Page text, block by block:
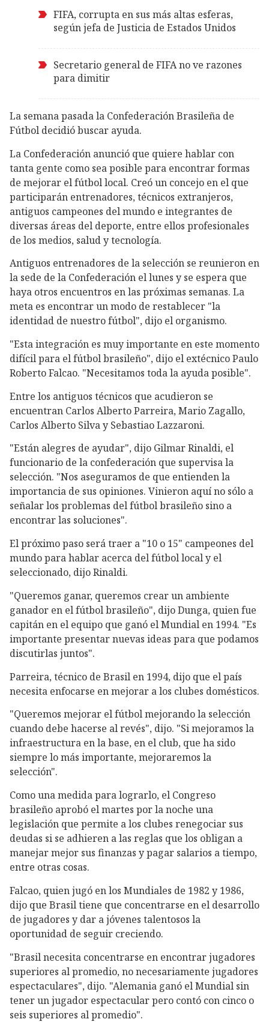
FIFA, corrupta en sus más altas esferas,
según jefa de Justicia de Estados Unidos
Secretario general de FIFA no ve razones
para dimitir
La semana pasada la Confederación Brasileña de
Fútbol decidió buscar ayuda.
La Confederación anunció que quiere hablar con
tanta gente como sea posible para encontrar formas
de mejorar el fútbol local. Creó un concejo en el que
participarán entrenadores, técnicos extranjeros,
antiguos campeones del mundo e integrantes de
diversas áreas del deporte, entre ellos profesionales
de los medios, salud y tecnología.
Antiguos entrenadores de la selección se reunieron en
la sede de la Confederación el lunes y se espera que
haya otros encuentros en las próximas semanas. La
meta es encontrar un modo de restablecer "la
identidad de nuestro fútbol", dijo el organismo.
"Esta integración es muy importante en este momento
difícil para el fútbol brasileño", dijo el extécnico Paulo
Roberto Falcao. "Necesitamos toda la ayuda posible".
Entre los antiguos técnicos que acudieron se
encuentran Carlos Alberto Parreira, Mario Zagallo,
Carlos Alberto Silva y Sebastiao Lazzaroni.
"Están alegres de ayudar", dijo Gilmar Rinaldi, el
funcionario de la confederación que supervisa la
selección. "Nos aseguramos de que entienden la
importancia de sus opiniones. Vinieron aquí no sólo a
señalar los problemas del fútbol brasileño sino a
encontrar las soluciones".
El próximo paso será traer a "10 o 15" campeones del
mundo para hablar acerca del fútbol local y el
seleccionado, dijo Rinaldi.
"Queremos ganar, queremos crear un ambiente
ganador en el fútbol brasileño", dijo Dunga, quien fue
capitán en el equipo que ganó el Mundial en 1994. "Es
importante presentar nuevas ideas para que podamos
discutirlas juntos".
Parreira, técnico de Brasil en 1994, dijo que el país
necesita enfocarse en mejorar a los clubes domésticos.
"Queremos mejorar el fútbol mejorando la selección
cuando debe hacerse al revés", dijo. "Si mejoramos la
infraestructura en la base, en el club, que ha sido
siempre lo más importante, mejoraremos la
selección".
Como una medida para lograrlo, el Congreso
brasileño aprobó el martes por la noche una
legislación que permite a los clubes renegociar sus
deudas si se adhieren a las reglas que los obligan a
manejar mejor sus finanzas y pagar salarios a tiempo,
entre otras cosas.
Falcao, quien jugó en los Mundiales de 1982 y 1986,
dijo que Brasil tiene que concentrarse en el desarrollo
de jugadores y dar a jóvenes talentosos la
oportunidad de seguir creciendo.
"Brasil necesita concentrarse en encontrar jugadores
superiores al promedio, no necesariamente jugadores
espectaculares", dijo. "Alemania ganó el Mundial sin
tener un jugador espectacular pero contó con cinco o
seis superiores al promedio".